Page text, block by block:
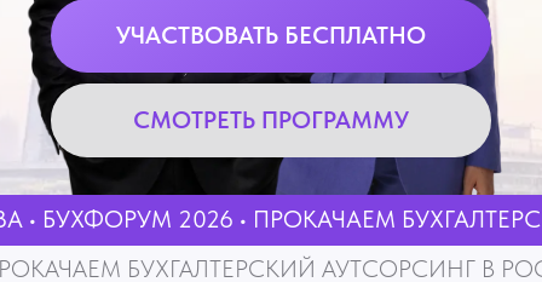
Кому точно стоит
участвовать?
с помощником), но всё
завязано на меня»
Частным бухгалтерам